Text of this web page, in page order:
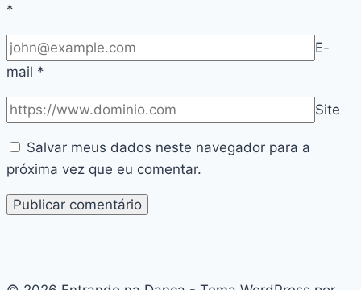
*
E-
mail *
Site
Salvar meus dados neste navegador para a
próxima vez que eu comentar.